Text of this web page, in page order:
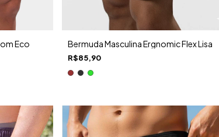
Eco
Bermuda Masculina Ergnomic Flex Lisa
R$85,90